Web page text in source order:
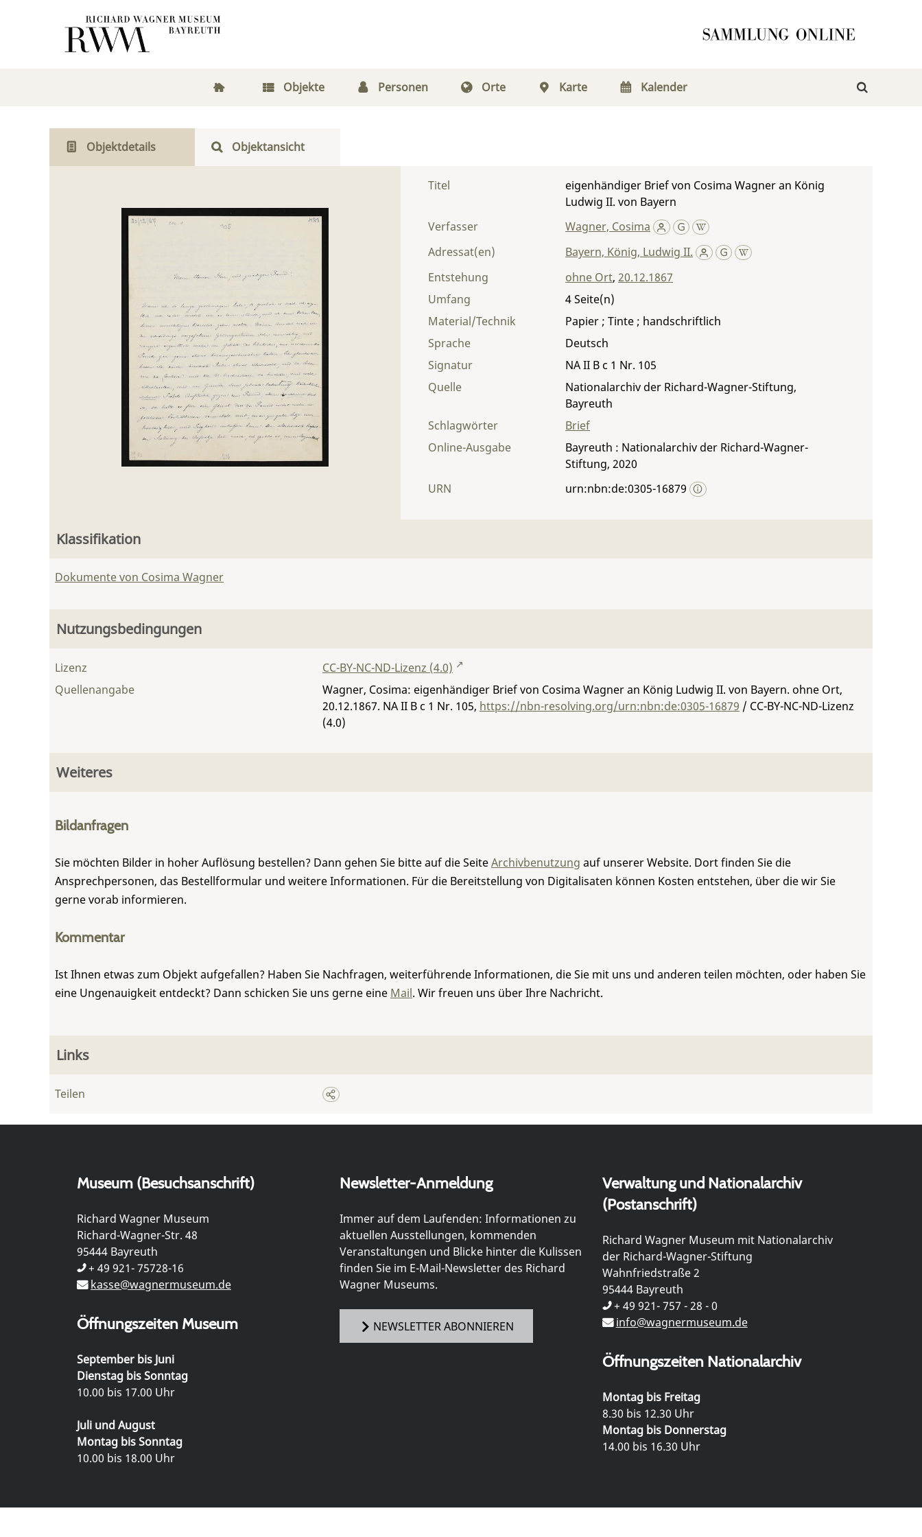
Objekte Personen Orte Karte Kalender
Objektdetails Objektansicht
Titel
eigenhändiger Brief von Cosima Wagner an König
Ludwig II. von Bayern
Verfasser
Wagner, Cosima
Adressat(en)
Bayern, König, Ludwig II.
Entstehung
ohne Ort, 20.12.1867
Umfang
4
Material/Technik
Papier ; Tinte ; handschriftlich
Sprache
Deutsch
Signatur
NA II B c 1 Nr. 105
Quelle
Nationalarchiv der Richard-Wagner-Stiftung,
Bayreuth
Schlagwörter
Brief
Online-Ausgabe
Bayreuth : Nationalarchiv der Richard-Wagner-
Stiftung, 2020
URN
urn:nbn:de:0305-16879
Klassifikation
Dokumente von Cosima Wagner
Nutzungsbedingungen
Lizenz
CC-BY-NC-ND-Lizenz (4.0)
Quellenangabe
Wagner, Cosima: eigenhändiger Brief von Cosima Wagner an König Ludwig II. von Bayern. ohne Ort,
20.12.1867. NA II B c 1 Nr. 105, https://nbn-resolving.org/urn:nbn:de:0305-16879 / CC-BY-NC-ND-Lizenz
(4.0)
Weiteres
Bildanfragen
Sie möchten Bilder in hoher Auflösung bestellen? Dann gehen Sie bitte auf die SeiteArchivbenutzung auf unserer Website. Dort finden Sie die
Ansprechpersonen, das Bestellformular und weitere Informationen. Für die Bereitstellung von Digitalisaten können Kosten entstehen, über die wir Sie
gerne vorab informieren.
Kommentar
Ist Ihnen etwas zum Objekt aufgefallen? Haben Sie Nachfragen, weiterführende Informationen, die Sie mit uns und anderen teilen möchten, oder haben Sie
eine Ungenauigkeit entdeckt? Dann schicken Sie uns gerne eine Mail. Wir freuen uns über Ihre Nachricht.
Links
Teilen
Museum (Besuchsanschrift)
Richard Wagner Museum
Richard-Wagner-Str. 48
95444 Bayreuth
+ 49 921- 75728-16
kasse@wagnermuseum.de
Öffnungszeiten Museum
September bis Juni
Dienstag bis Sonntag
10.00 bis 17.00 Uhr
Juli und August
Montag bis Sonntag
10.00 bis 18.00 Uhr
Newsletter-Anmeldung
Immer auf dem Laufenden: Informationen zu
aktuellen Ausstellungen, kommenden
Veranstaltungen und Blicke hinter die Kulissen
finden Sie im E-Mail-Newsletter des Richard
Wagner Museums.
NEWSLETTER ABONNIEREN
Verwaltung und Nationalarchiv
(Postanschrift)
Richard Wagner Museum mit Nationalarchiv
der Richard-Wagner-Stiftung
Wahnfriedstraße 2
95444 Bayreuth
+ 49 921- 757 - 28 - 0
info@wagnermuseum.de
Öffnungszeiten Nationalarchiv
Montag bis Freitag
8.30 bis 12.30 Uhr
Montag bis Donnerstag
14.00 bis 16.30 Uhr